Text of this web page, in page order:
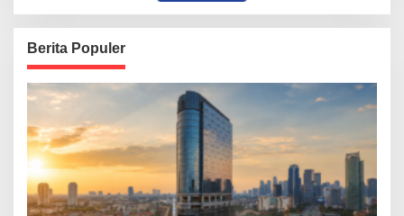
Berita Populer